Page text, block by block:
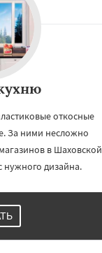
откосные
За ними несложно
в Шаховской
нужного дизайна.